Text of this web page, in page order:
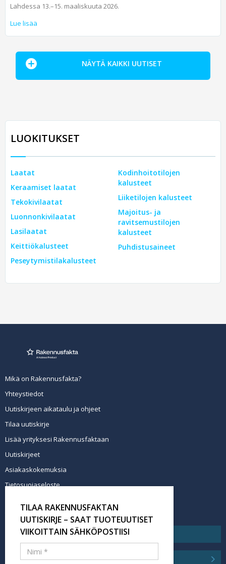
Lahdessa 13.–15. maaliskuuta 2026.
Lue lisää
NÄYTÄ KAIKKI UUTISET
LUOKITUKSET
Laatat
Keraamiset laatat
Tekokivilaatat
Luonnonkivilaatat
Lasilaatat
Keittiökalusteet
Peseytymistilakalusteet
Kodinhoitotilojen
kalusteet
Liiketilojen kalusteet
Majoitus- ja
ravitsemustilojen
kalusteet
Puhdistusaineet
Mikä on Rakennusfakta?
Yhteystiedot
Uutiskirjeen aikataulu ja ohjeet
Tilaa uutiskirje
Lisää yrityksesi Rakennusfaktaan
Uutiskirjeet
Asiakaskokemuksia
Tietosuojaseloste
Tilaa uutiskirje
TILAA RAKENNUSFAKTAN
UUTISKIRJE – SAAT TUOTEUUTISET
VIIKOITTAIN SÄHKÖPOSTIISI